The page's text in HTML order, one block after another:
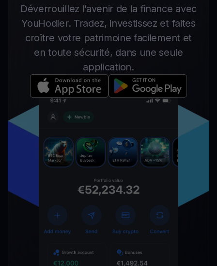
Déverrouillez l’avenir de la finance avec
YouHodler. Tradez, investissez et faites
croître votre patrimoine facilement et
en toute sécurité, dans une seule
application.